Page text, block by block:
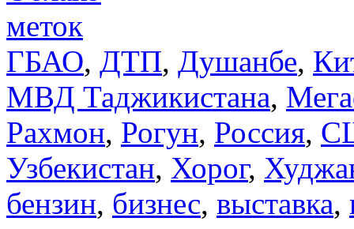
меток
ГБАО, ДТП, Душанбе,
МВД Таджикистана,
Рахмон, Рогун, Россия,
Узбекистан, Хорог,
бензин, бизнес, выставка,